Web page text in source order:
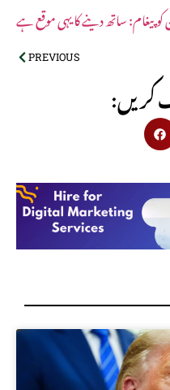
پیغام: ساتھ دینے کا یہی موقع ہے
PREVIOUS
کریں